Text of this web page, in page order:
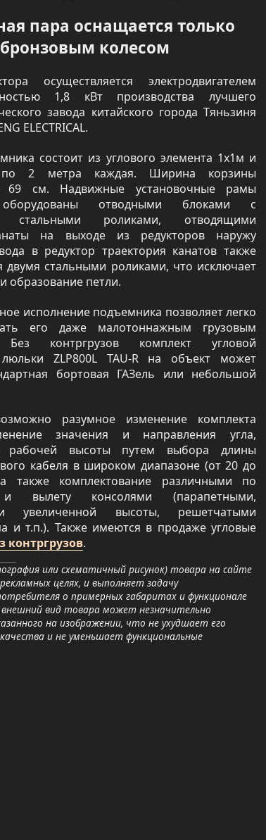
пара оснащается только
бронзовым колесом
осуществляется электродвигателем
1,8 кВт производства лучшего
завода китайского города Тяньзиня
ELECTRICAL.
состоит из углового элемента 1х1м и
по 2 метра каждая. Ширина корзины
69 см. Надвижные установочные рамы
отводными блоками с
стальными роликами, отводящими
на выходе из редукторов наружу
в редуктор траектория канатов также
двумя стальными роликами, что исключает
образование петли.
исполнение подъемника позволяет легко
его даже малотоннажным грузовым
Без контргрузов комплект угловой
люльки ZLP800L TAU-R на объект может
бортовая ГАЗель или небольшой
разумное изменение комплекта
значения и направления угла,
рабочей высоты путем выбора длины
кабеля в широком диапазоне (от 20 до
также комплектование различными по
вылету консолями (парапетными,
увеличенной высоты, решетчатыми
и т.п.). Также имеются в продаже угловые
контргрузов.
или схематичный рисунок) товара на сайте
целях, и выполняет задачу
о примерных габаритах и функционале
внешний вид товара может незначительно
на изображении, что не ухудшает его
и не уменьшает функциональные